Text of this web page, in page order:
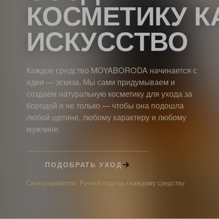
КОСМЕТИКУ
ИСКУССТВО
Каждое средство MOYABORODA начинается с
идеи — эскиза. Мы сами придумываем и
создаём натуральную косметику для ухода за
бородой и не только — чтобы она подошла
любой щетине, любому характеру и любому
мужчине.
ПОДОБРАТЬ УХОД
Своя разработка · Ручной подход к каждому средству